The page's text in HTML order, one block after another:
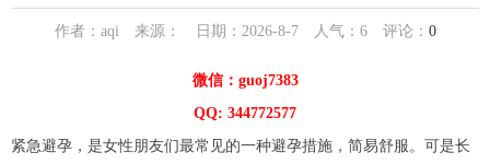
作者：aqi 来源： 日期：2026-8-7 人气： 6评论： 0
微信：guoj7383
QQ: 344772577
紧急避孕，是女性朋友们最常见的一种避孕措施，简易舒服。可是长